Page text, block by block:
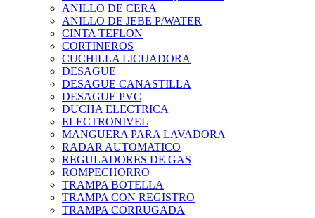
ANILLO DE CERA
ANILLO DE JEBE P/WATER
CINTA TEFLON
CORTINEROS
CUCHILLA LICUADORA
DESAGUE
DESAGUE CANASTILLA
DESAGUE PVC
DUCHA ELECTRICA
ELECTRONIVEL
MANGUERA PARA LAVADORA
RADAR AUTOMATICO
REGULADORES DE GAS
ROMPECHORRO
TRAMPA BOTELLA
TRAMPA CON REGISTRO
TRAMPA CORRUGADA